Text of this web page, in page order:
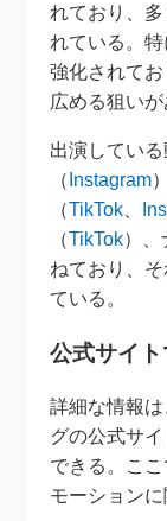
れており、
れている。
強化されて
広める狙いが
出演してい
（ Instagram
（TikTok
（TikTok）、
ねており、
ている。
公式サイ
詳細な情報
グの公式サイ
できる。こ
モーション